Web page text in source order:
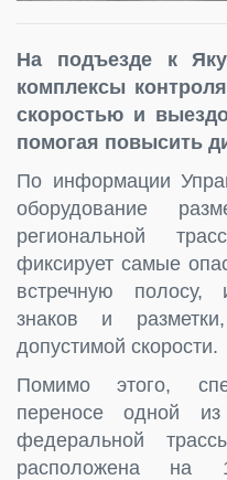
На подъезде к
комплексы
скоростью и
помогая повысить
По информации
оборудование
региональной
фиксирует самые
встречную полосу,
знаков и
допустимой скорости.
Помимо этого,
переносе одной
федеральной
расположена